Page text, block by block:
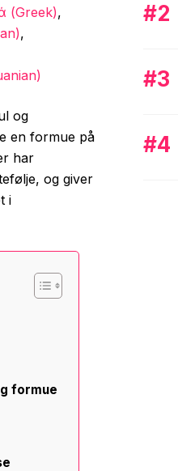
(Greek)
)
)
og
en formue på
har
og giver
i
formue